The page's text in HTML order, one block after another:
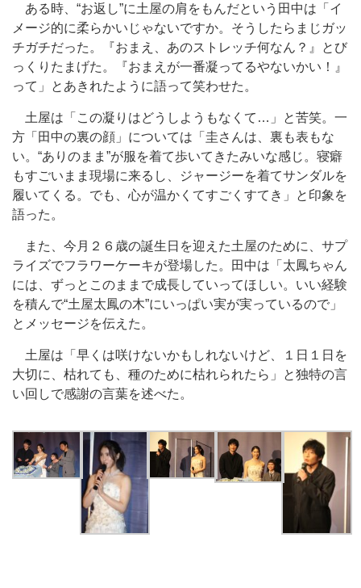
ある時、“お返し”に土屋の肩をもんだという田中は「イ
メージ的に柔らかいじゃないですか。そうしたらまじガッ
チガチだった。『おまえ、あのストレッチ何なん？』とび
っくりたまげた。『おまえが一番凝ってるやないかい！』
って」とあきれたように語って笑わせた。
土屋は「この凝りはどうしようもなくて…」と苦笑。一
方「田中の裏の顔」については「圭さんは、裏も表もな
い。“ありのまま”が服を着て歩いてきたみいな感じ。寝癖
もすごいまま現場に来るし、ジャージーを着てサンダルを
履いてくる。でも、心が温かくてすごくすてき」と印象を
語った。
また、今月２６歳の誕生日を迎えた土屋のために、サプ
ライズでフラワーケーキが登場した。田中は「太鳳ちゃん
には、ずっとこのままで成長していってほしい。いい経験
を積んで“土屋太鳳の木”にいっぱい実が実っているので」
とメッセージを伝えた。
土屋は「早くは咲けないかもしれないけど、１日１日を
大切に、枯れても、種のために枯れられたら」と独特の言
い回しで感謝の言葉を述べた。